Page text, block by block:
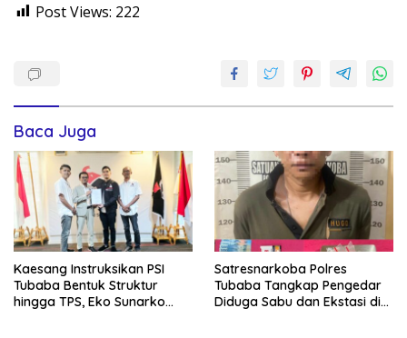
Post Views: 222
Baca Juga
Kaesang Instruksikan PSI
Tubaba Bentuk Struktur
hingga TPS, Eko Sunarko
Satresnarkoba Polres
Tubaba Tangkap Pengedar
Diduga Sabu dan Ekstasi di